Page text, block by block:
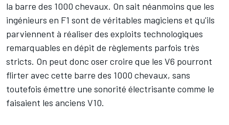
la barre des 1000 chevaux. On sait néanmoins que les
ingénieurs en F1 sont de véritables magiciens et qu'ils
parviennent à réaliser des exploits technologiques
remarquables en dépit de règlements parfois très
stricts. On peut donc oser croire que les V6 pourront
flirter avec cette barre des 1000 chevaux, sans
toutefois émettre une sonorité électrisante comme le
faisaient les anciens V10.